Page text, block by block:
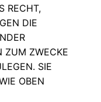
RECHT,
DIE
ZUM ZWECKE
SIE
OBEN